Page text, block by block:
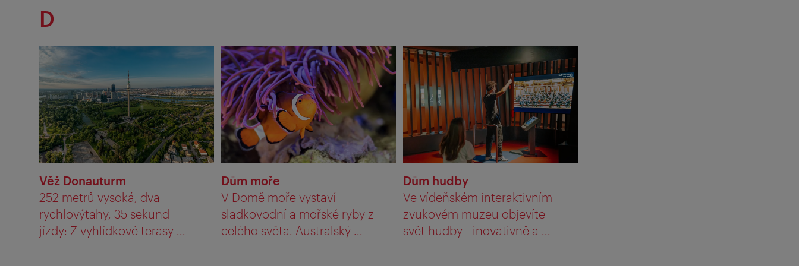
D
Věž Donauturm
252 metrů vysoká, dva
rychlovýtahy, 35 sekund
jízdy: Z vyhlídkové terasy ...
Dům moře
V Domě moře vystaví
sladkovodní a mořské ryby z
celého světa. Australský ...
Dům hudby
Ve vídeňském interaktivním
zvukovém muzeu objevíte
svět hudby - inovativně a ...